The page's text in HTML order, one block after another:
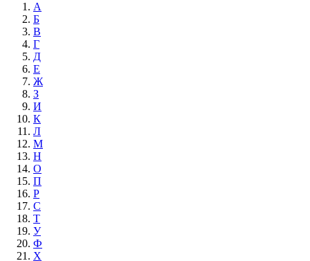
А
Б
В
Г
Д
Е
Ж
З
И
К
Л
М
Н
О
П
Р
С
Т
У
Ф
Х